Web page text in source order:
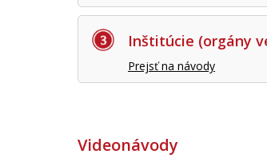
Inštitúcie (orgány
Prejsť na návody
Videonávody